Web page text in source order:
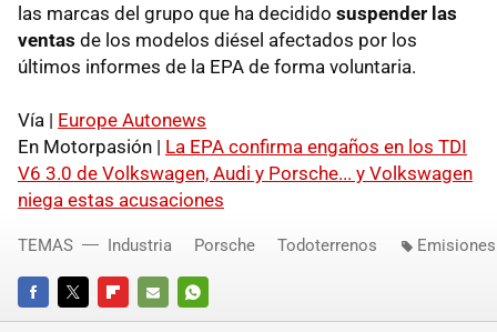
las marcas del grupo que ha decidido suspender las
ventas de los modelos diésel afectados por los
últimos informes de la EPA de forma voluntaria.
Vía | Europe Autonews
En Motorpasión | La EPA confirma engaños en los TDI
V6 3.0 de Volkswagen, Audi y Porsche... y Volkswagen
niega estas acusaciones
FACEBOOKTWITTERFLIPBOARD
E-
WHATSAPP
TEMAS Industria Porsche Todoterrenos